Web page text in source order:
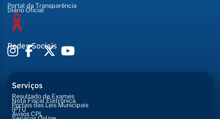
Portal da Transparência
Diário Oficial
Redes Sociais
Serviços
Resultado de Exames
Nota Fiscal Eletrônica
Portais das Leis Municipais
IPTU
Avisos CPL